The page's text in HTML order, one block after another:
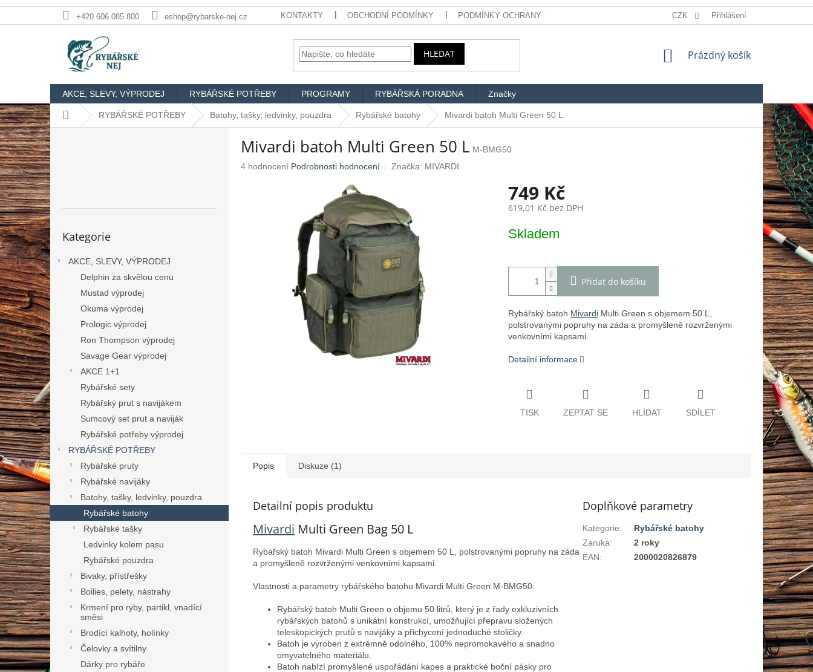
+420 606 085 800 eshop@rybarske-nej.cz KONTAKTY OBCHODNÍ PODMÍNKY PODMÍNKY OCHRANY OSOBNÍCH ÚDAJŮ REKLAMACE SLOVNÍK POJMŮ
CZK Přihlášení
HLEDAT
NÁKUPNÍ
Prázdný košík
AKCE, SLEVY, VÝPRODEJ RYBÁŘSKÉ POTŘEBY PROGRAMY RYBÁŘSKÁ PORADNA Značky
Domů RYBÁŘSKÉ POTŘEBY Batohy, tašky, ledvinky, pouzdra Rybářské batohy Mivardi batoh Multi Green 50 L
P
o
s
t
r
a
n
n
í
p
a
n
e
l
kategorie
Kategorie
AKCE, SLEVY, VÝPRODEJ
Delphin za skvělou cenu
Mustad výprodej
Okuma výprodej
Prologic výprodej
Ron Thompson výprodej
Savage Gear výprodej
AKCE 1+1
Rybářské sety
Rybářský prut s navijákem
Sumcový set prut a naviják
Rybářské potřeby výprodej
RYBÁŘSKÉ POTŘEBY
Rybářské pruty
Rybářské navijáky
Batohy, tašky, ledvinky, pouzdra
Rybářské batohy
Rybářské tašky
Ledvinky kolem pasu
Rybářské pouzdra
Bivaky, přístřešky
Boilies, pelety, nástrahy
Krmení pro ryby, partikl, vnadící
směsi
Brodící kalhoty, holínky
Čelovky a svítilny
Dárky pro rybáře
Mivardi batoh Multi Green 50 L M-BMG50
Průměrné
4 hodnocení Podrobnosti hodnocení Značka: MIVARDI
749 Kč
619,01 Kč bez DPH
cena:
Skladem
Přidat do košíku
Rybářský batoh MivardiMulti Green s objemem 50 L,
polstrovanými popruhy na záda a promyšleně rozvrženými
venkovními kapsami.
Detailní informace
TISK ZEPTAT SE HLÍDAT SDÍLET
Popis Diskuze (1)
Detailní popis produktu
Mivardi Multi Green Bag 50 L
Rybářský batoh Mivardi Multi Green s objemem 50 L, polstrovanými popruhy na záda
a promyšleně rozvrženými venkovními kapsami.
Vlastnosti a parametry rybářského batohu Mivardi Multi Green M-BMG50:
Rybářský batoh Multi Green o objemu 50 litrů, který je z řady exkluzivních
rybářských batohů s unikátní konstrukcí, umožňující přepravu složených
teleskopických prutů s navijáky a přichycení jednoduché stoličky.
Batoh je vyroben z extrémně odolného, 100% nepromokavého a snadno
omyvatelného materiálu.
Batoh nabízí promyšlené uspořádání kapes a praktické boční pásky pro
Doplňkové parametry
Kategorie:
Rybářské batohy
Záruka:
2 roky
EAN: 2000020826879